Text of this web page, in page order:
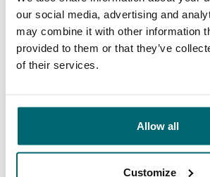
our social media, advertising and
may combine it with other information
provided to them or that they’ve
of their services.
Allow all
Customize
35025 Anglerhaben uns bereits